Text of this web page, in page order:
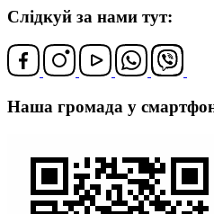
Слідкуй за нами тут:
Наша громада у